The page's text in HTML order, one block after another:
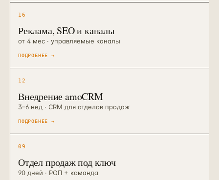
16
Реклама, SEO и каналы
от 4 мес · управляемые каналы
ПОДРОБНЕЕ →
12
Внедрение amoCRM
3–6 нед · CRM для отделов продаж
ПОДРОБНЕЕ →
09
Отдел продаж под ключ
90 дней · РОП + команда